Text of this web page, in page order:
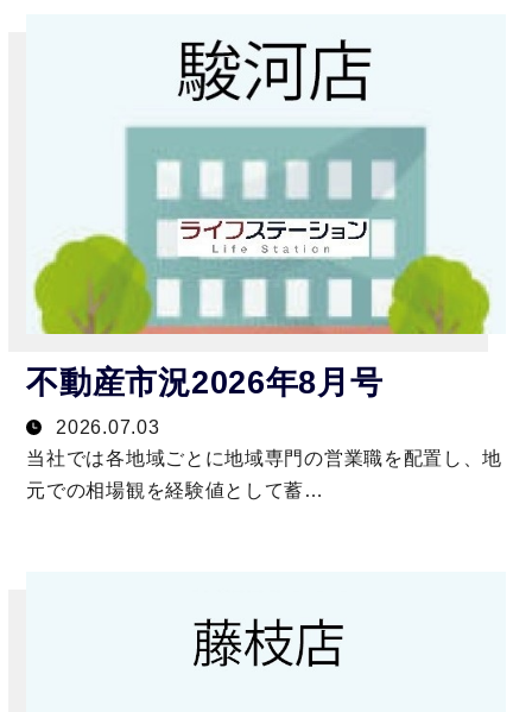
不動産市況2026年8月号
2026.07.03
当社では各地域ごとに地域専門の営業職を配置し、地
元での相場観を経験値として蓄…